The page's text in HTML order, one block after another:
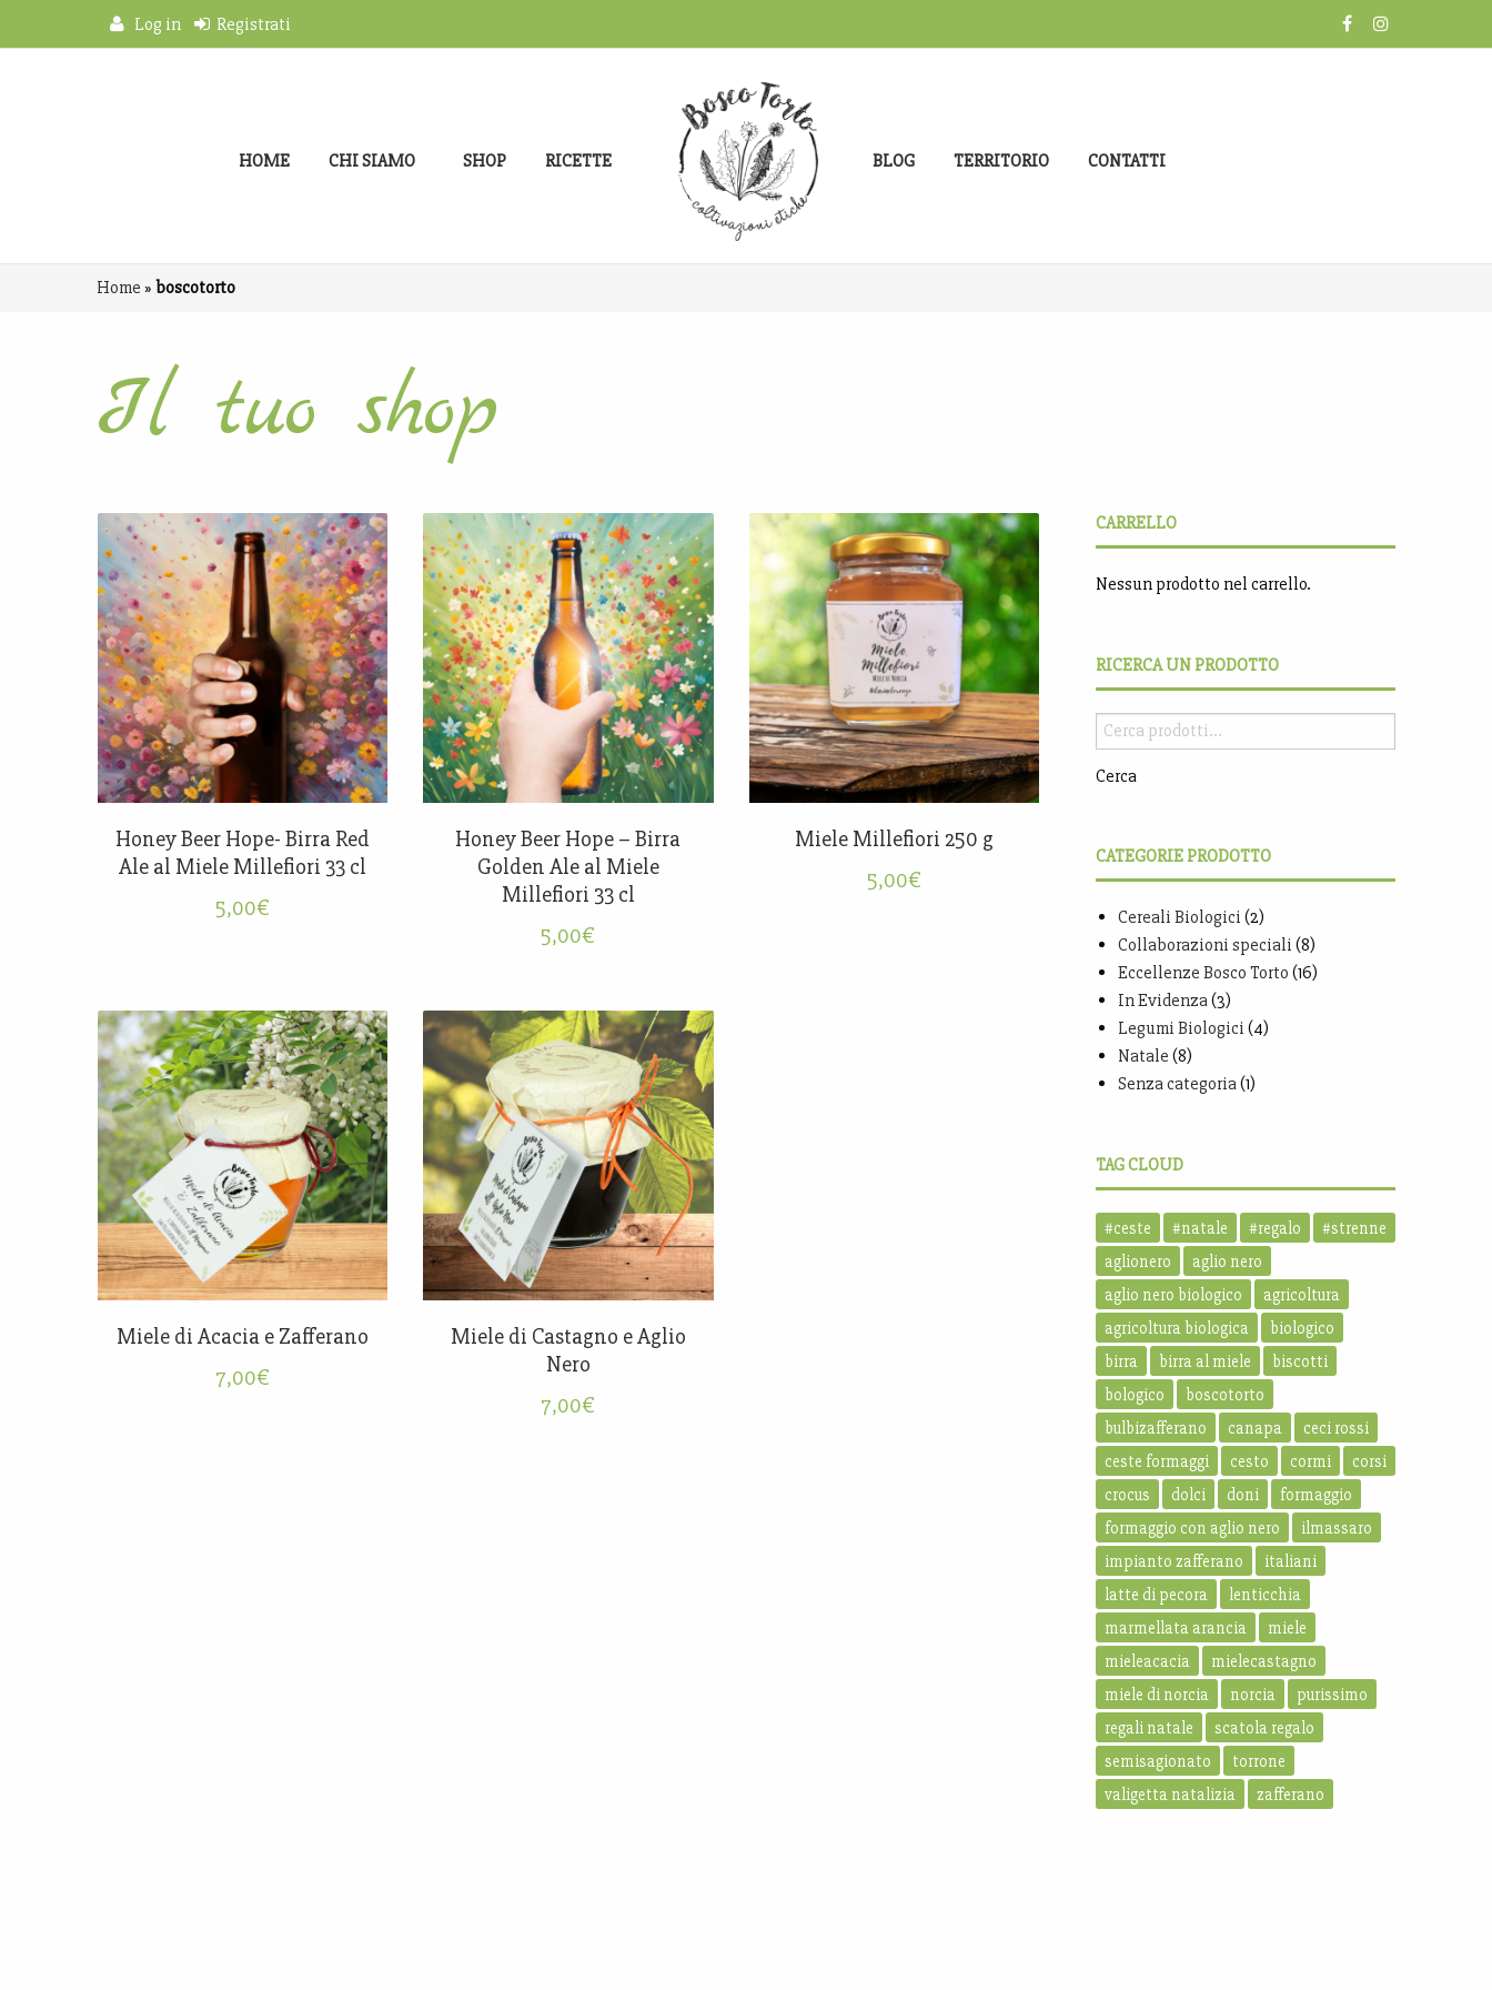
Log in Registrati
HOME CHI SIAMO SHOP RICETTE BLOG TERRITORIO CONTATTI
Home » boscotorto
Il tuo shop
Honey Beer Hope- Birra Red
Ale al Miele Millefiori 33 cl
5,00€
Honey Beer Hope – Birra
Golden Ale al Miele
Millefiori 33 cl
5,00€
Miele Millefiori 250 g
5,00€
Miele di Acacia e Zafferano
7,00€
Miele di Castagno e Aglio
Nero
7,00€
CARRELLO
Nessun prodotto nel carrello.
RICERCA UN PRODOTTO
Cerca
CATEGORIE PRODOTTO
Cereali Biologici (2)
Collaborazioni speciali (8)
Eccellenze Bosco Torto (16)
In Evidenza(3)
Legumi Biologici (4)
Natale (8)
Senza categoria(1)
TAG CLOUD
#ceste #natale #regalo
#strenne
aglionero
aglio nero
aglio nero biologico
agricoltura
agricoltura biologica
biologico
birra
birra al miele
biscotti
bologico
boscotorto
bulbizafferano
canapa
ceci rossi
ceste formaggi
cesto cormi
corsi
crocus
dolci doni
formaggio
formaggio con aglio nero
ilmassaro
impianto zafferano
italiani
latte di pecora
lenticchia
marmellata arancia
miele
mieleacacia
mielecastagno
miele di norcia
norcia
purissimo
regali natale
scatola regalo
semisagionato
torrone
valigetta natalizia
zafferano